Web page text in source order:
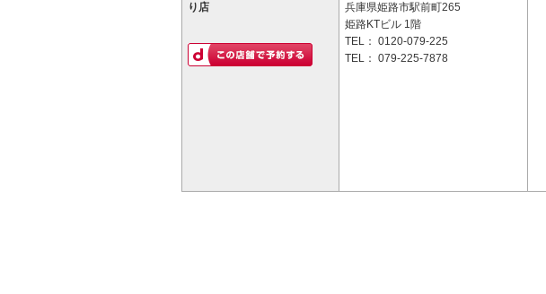
り店
兵庫県姫路市駅前町265
姫路KTビル 1階
TEL： 0120-079-225
TEL： 079-225-7878